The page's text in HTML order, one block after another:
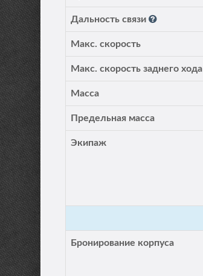
Дальность связи
Макс. скорость
Макс. скорость заднего хода
Масса
Предельная масса
Экипаж
Бронирование корпуса